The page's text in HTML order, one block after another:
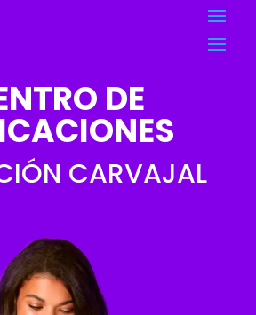
DE
CARVAJAL